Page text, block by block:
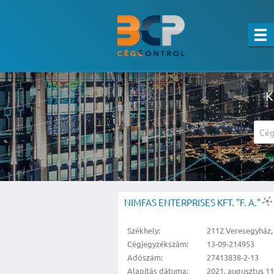
A részletes kereső csak belépett
NIMFAS ENTERPRISES KFT. "F. A."
Székhely:
2112
Cégjegyzékszám:
13-09-214953
Adószám:
27413838-2-13
Alapítás dátuma:
2021. augusztus